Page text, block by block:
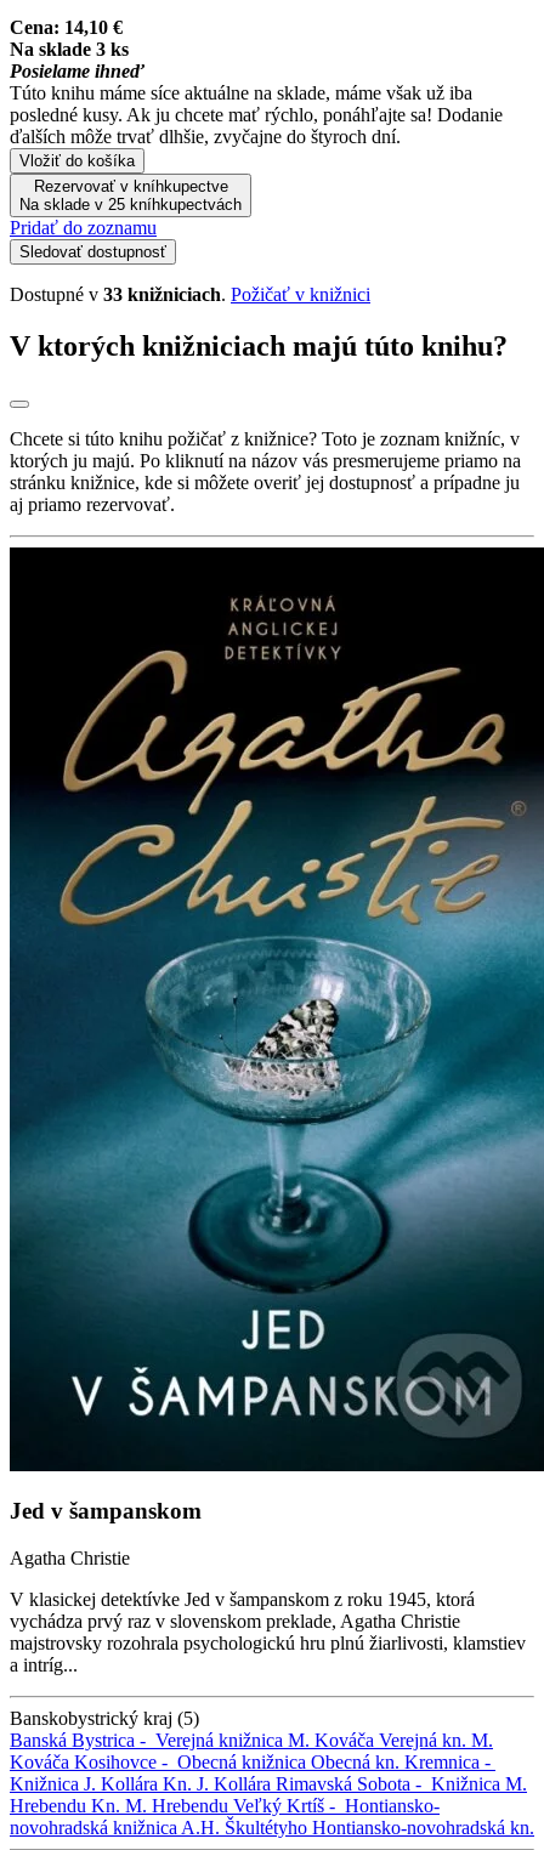
Cena: 14,10 €
Na sklade 3 ks
Posielame ihneď
Túto knihu máme síce aktuálne na sklade, máme však už iba
posledné kusy. Ak ju chcete mať rýchlo, ponáhľajte sa! Dodanie
ďalších môže trvať dlhšie, zvyčajne do štyroch dní.
Vložiť do košíka
Rezervovať v kníhkupectve
Na sklade v 25 kníhkupectvách
Pridať do zoznamu
Sledovať dostupnosť
Dostupné v 33 knižniciach. Požičať v knižnici
V ktorých knižniciach majú túto knihu?
Chcete si túto knihu požičať z knižnice? Toto je zoznam knižníc, v
ktorých ju majú. Po kliknutí na názov vás presmerujeme priamo na
stránku knižnice, kde si môžete overiť jej dostupnosť a prípadne ju
aj priamo rezervovať.
Jed v šampanskom
Agatha Christie
V klasickej detektívke Jed v šampanskom z roku 1945, ktorá
vychádza prvý raz v slovenskom preklade, Agatha Christie
majstrovsky rozohrala psychologickú hru plnú žiarlivosti, klamstiev
a intríg...
Banskobystrický kraj (5)
Banská Bystrica - Verejná knižnica M. Kováča Verejná kn. M.
Kováča Kosihovce - Obecná knižnica Obecná kn. Kremnica -
Knižnica J. Kollára Kn. J. Kollára Rimavská Sobota - Knižnica M.
Hrebendu Kn. M. Hrebendu Veľký Krtíš - Hontiansko-
novohradská knižnica A.H. Škultétyho Hontiansko-novohradská kn.